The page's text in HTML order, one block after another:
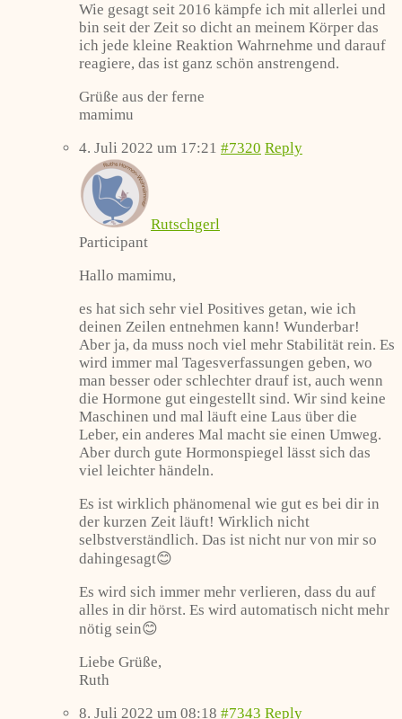
Wie gesagt seit 2016 kämpfe ich mit allerlei und
bin seit der Zeit so dicht an meinem Körper das
ich jede kleine Reaktion Wahrnehme und darauf
reagiere, das ist ganz schön anstrengend.
Grüße aus der ferne
mamimu
4. Juli 2022 um 17:21 #7320 Reply
Rutschgerl
Participant
Hallo mamimu,
es hat sich sehr viel Positives getan, wie ich
deinen Zeilen entnehmen kann! Wunderbar!
Aber ja, da muss noch viel mehr Stabilität rein. Es
wird immer mal Tagesverfassungen geben, wo
man besser oder schlechter drauf ist, auch wenn
die Hormone gut eingestellt sind. Wir sind keine
Maschinen und mal läuft eine Laus über die
Leber, ein anderes Mal macht sie einen Umweg.
Aber durch gute Hormonspiegel lässt sich das
viel leichter händeln.
Es ist wirklich phänomenal wie gut es bei dir in
der kurzen Zeit läuft! Wirklich nicht
selbstverständlich. Das ist nicht nur von mir so
dahingesagt😊
Es wird sich immer mehr verlieren, dass du auf
alles in dir hörst. Es wird automatisch nicht mehr
nötig sein😊
Liebe Grüße,
Ruth
8. Juli 2022 um 08:18 #7343 Reply